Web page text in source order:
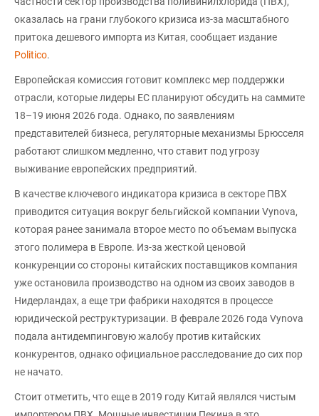
оказалась на грани глубокого кризиса из-за масштабного
притока дешевого импорта из Китая, сообщает издание
Politico.
Европейская комиссия готовит комплекс мер поддержки
отрасли, которые лидеры ЕС планируют обсудить на саммите
18–19 июня 2026 года. Однако, по заявлениям
представителей бизнеса, регуляторные механизмы Брюсселя
работают слишком медленно, что ставит под угрозу
выживание европейских предприятий.
В качестве ключевого индикатора кризиса в секторе ПВХ
приводится ситуация вокруг бельгийской компании Vynova,
которая ранее занимала второе место по объемам выпуска
этого полимера в Европе. Из-за жесткой ценовой
конкуренции со стороны китайских поставщиков компания
уже остановила производство на одном из своих заводов в
Нидерландах, а еще три фабрики находятся в процессе
юридической реструктуризации. В феврале 2026 года Vynova
подала антидемпинговую жалобу против китайских
конкурентов, однако официальное расследование до сих пор
не начато.
Стоит отметить, что еще в 2019 году Китай являлся чистым